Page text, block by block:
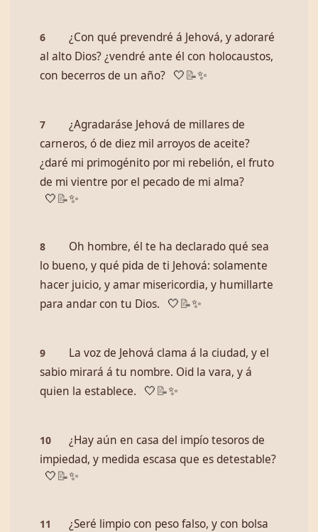
6
¿Con qué prevendré á Jehová, y adoraré
al alto Dios? ¿vendré ante él con holocaustos,
con becerros de un año?
🤍 📝✨
7
¿Agradaráse Jehová de millares de
carneros, ó de diez mil arroyos de aceite?
¿daré mi primogénito por mi rebelión, el fruto
de mi vientre por el pecado de mi alma?
🤍 📝✨
8
Oh hombre, él te ha declarado qué sea
lo bueno, y qué pida de ti Jehová: solamente
hacer juicio, y amar misericordia, y humillarte
para andar con tu Dios.
🤍 📝✨
9
La voz de Jehová clama á la ciudad, y el
sabio mirará á tu nombre. Oid la vara, y á
quien la establece.
🤍 📝✨
10
¿Hay aún en casa del impío tesoros de
impiedad, y medida escasa que es detestable?
🤍 📝✨
11
¿Seré limpio con peso falso, y con bolsa